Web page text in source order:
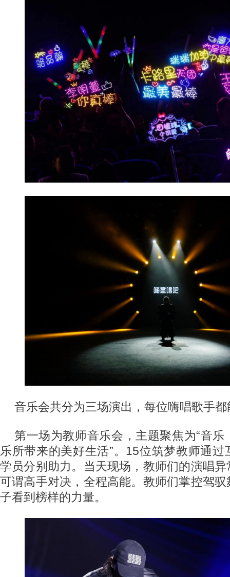
音乐会共分为三场演出，每位嗨唱歌手
第一场为教师音乐会，主题聚焦为“音
乐所带来的美好生活”。15位筑梦教师通
学员分别助力。当天现场，教师们的演唱
可谓高手对决，全程高能。教师们掌控驾
子看到榜样的力量。